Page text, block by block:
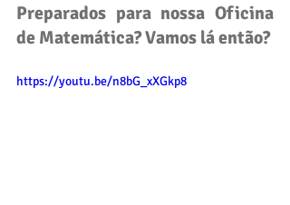
Preparados para nossa Oficina
de Matemática? Vamos lá então?
https://youtu.be/n8bG_xXGkp8